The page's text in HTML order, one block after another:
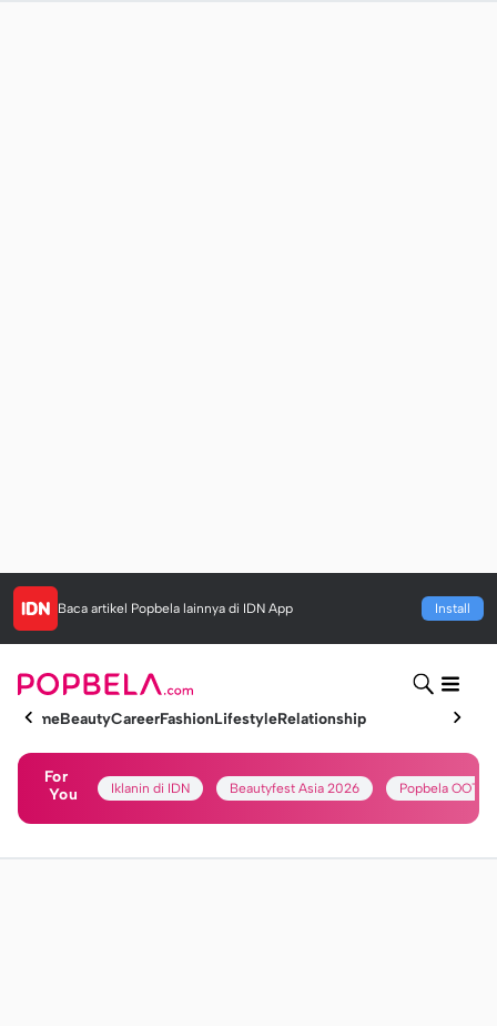
Baca artikel Popbela lainnya di IDN App Install
HomeBeautyCareerFashionLifestyleRelationship
For
You
Iklanin di IDN Beautyfest Asia 2026 Popbela OOTD